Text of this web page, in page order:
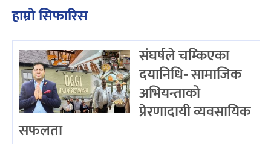
हाम्रो सिफारिस
संघर्षले चम्किएका
दयानिधि- सामाजिक
अभियन्ताको
प्रेरणादायी व्यवसायिक
सफलता